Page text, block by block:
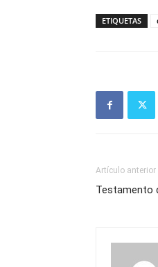
ETIQUETAS
Artículo anterior
Testamento